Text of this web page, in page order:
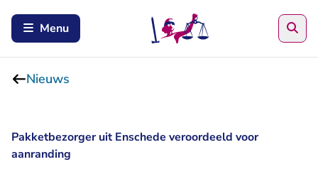
Menu
Nieuws
Pakketbezorger uit Enschede veroordeeld voor
aanranding